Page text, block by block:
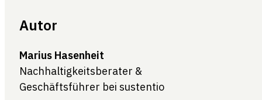
Autor
Marius Hasenheit
Nachhaltigkeitsberater &
Geschäftsführer bei sustentio